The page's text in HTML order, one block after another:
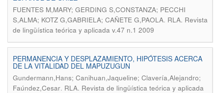
FUENTES M,MARY; GERDING S,CONSTANZA; PECCHI
S,ALMA; KOTZ G,GABRIELA; CAÑETE G,PAOLA. RLA. Revista
de lingüística teórica y aplicada v.47 n.1 2009
PERMANENCIA Y DESPLAZAMIENTO, HIPÓTESIS ACERCA
DE LA VITALIDAD DEL MAPUZUGUN
Gundermann,Hans; Canihuan,Jaqueline; Clavería,Alejandro;
Faúndez,Cesar. RLA. Revista de lingüística teórica y aplicada